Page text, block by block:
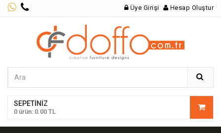
Üye Girişi Hesap Oluştur
SEPETINIZ
0 ürün: 0.00 TL